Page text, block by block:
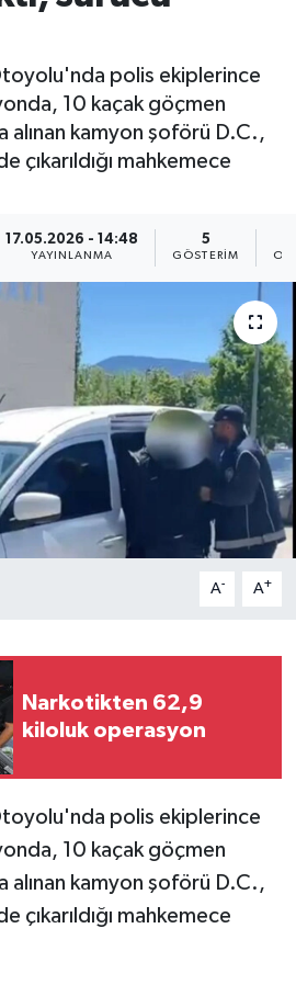
polis ekiplerince
10 kaçak göçmen
alınan kamyon şoförü D.C.,
çıkarıldığı mahkemece
17.05.2026 - 14:48
YAYINLANMA
5
GÖSTERIM
A- A+
Narkotikten 62,9
kiloluk operasyon
polis ekiplerince
10 kaçak göçmen
alınan kamyon şoförü D.C.,
çıkarıldığı mahkemece